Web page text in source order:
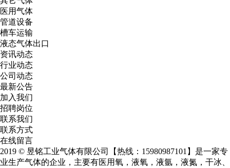
医用气体
管道设备
槽车运输
液态气体出口
资讯动态
行业动态
公司动态
最新公告
加入我们
招聘岗位
联系我们
联系方式
在线留言
2019 © 昱铭工业气体有限公司【热线：15980987101】是一家专
业生产气体的企业，主要有医用氧 ， 液氧 ， 液氩 ， 液氮 ，干冰、